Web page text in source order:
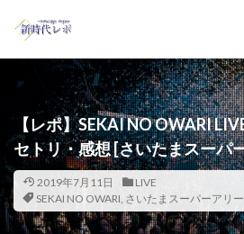
【レポ】SEKAI NO OWARI
セトリ・感想 [さいたまスーパ
2019年7月11日
LIVE
SEKAI NO OWARI, さいたまスーパーアリ